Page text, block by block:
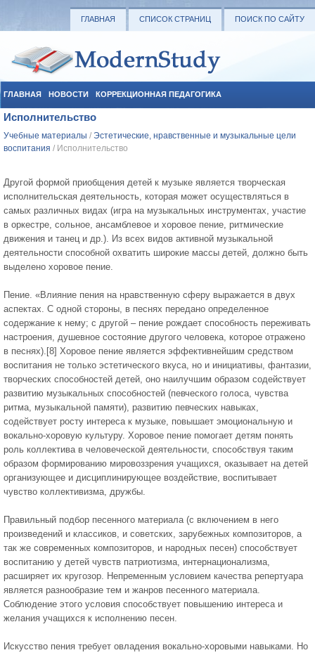
ГЛАВНАЯ СПИСОК СТРАНИЦ ПОИСК ПО САЙТУ
ГЛАВНАЯ НОВОСТИ КОРРЕКЦИОННАЯ ПЕДАГОГИКА
СОЦИАЛЬНАЯ ПЕДАГОГИКА
Исполнительство
Учебные материалы / Эстетические, нравственные и музыкальные цели
воспитания / Исполнительство
Другой формой приобщения детей к музыке является творческая
исполнительская деятельность, которая может осуществляться в
самых различных видах (игра на музыкальных инструментах, участие
в оркестре, сольное, ансамблевое и хоровое пение, ритмические
движения и танец и др.). Из всех видов активной музыкальной
деятельности способной охватить широкие массы детей, должно быть
выделено хоровое пение.
Пение. «Влияние пения на нравственную сферу выражается в двух
аспектах. С одной стороны, в песнях передано определенное
содержание к нему; с другой – пение рождает способность переживать
настроения, душевное состояние другого человека, которое отражено
в песнях).[8] Хоровое пение является эффективнейшим средством
воспитания не только эстетического вкуса, но и инициативы, фантазии,
творческих способностей детей, оно наилучшим образом содействует
развитию музыкальных способностей (певческого голоса, чувства
ритма, музыкальной памяти), развитию певческих навыках,
содействует росту интереса к музыке, повышает эмоциональную и
вокально-хоровую культуру. Хоровое пение помогает детям понять
роль коллектива в человеческой деятельности, способствуя таким
образом формированию мировоззрения учащихся, оказывает на детей
организующее и дисциплинирующее воздействие, воспитывает
чувство коллективизма, дружбы.
Правильный подбор песенного материала (с включением в него
произведений и классиков, и советских, зарубежных композиторов, а
так же современных композиторов, и народных песен) способствует
воспитанию у детей чувств патриотизма, интернационализма,
расширяет их кругозор. Непременным условием качества репертуара
является разнообразие тем и жанров песенного материала.
Соблюдение этого условия способствует повышению интереса и
желания учащихся к исполнению песен.
Искусство пения требует овладения вокально-хоровыми навыками. Но